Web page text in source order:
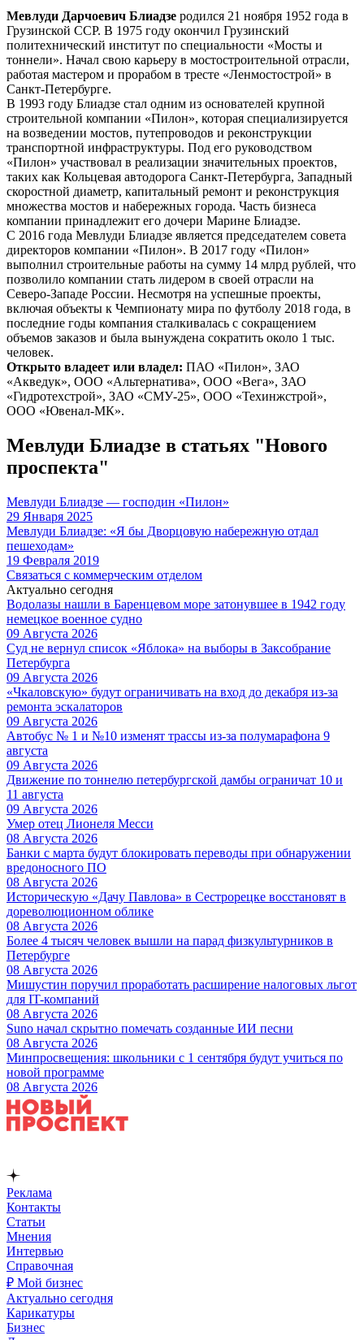
Мевлуди Дарчоевич Блиадзе родился 21 ноября 1952 года в
Грузинской ССР. В 1975 году окончил Грузинский
политехнический институт по специальности «Мосты и
тоннели». Начал свою карьеру в мостостроительной отрасли,
работая мастером и прорабом в тресте «Ленмостострой» в
Санкт-Петербурге.
В 1993 году Блиадзе стал одним из основателей крупной
строительной компании «Пилон», которая специализируется
на возведении мостов, путепроводов и реконструкции
транспортной инфраструктуры. Под его руководством
«Пилон» участвовал в реализации значительных проектов,
таких как Кольцевая автодорога Санкт-Петербурга, Западный
скоростной диаметр, капитальный ремонт и реконструкция
множества мостов и набережных города. Часть бизнеса
компании принадлежит его дочери Марине Блиадзе.
С 2016 года Мевлуди Блиадзе является председателем совета
директоров компании «Пилон». В 2017 году «Пилон»
выполнил строительные работы на сумму 14 млрд рублей, что
позволило компании стать лидером в своей отрасли на
Северо-Западе России. Несмотря на успешные проекты,
включая объекты к Чемпионату мира по футболу 2018 года, в
последние годы компания сталкивалась с сокращением
объемов заказов и была вынуждена сократить около 1 тыс.
человек.
Открыто владеет или владел: ПАО «Пилон», ЗАО
«Акведук», ООО «Альтернатива», ООО «Вега», ЗАО
«Гидротехстрой», ЗАО «СМУ-25», ООО «Техинжстрой»,
ООО «Ювенал-МК».
Мевлуди Блиадзе в статьях "Нового
проспекта"
Мевлуди Блиадзе — господин «Пилон»
29 Января 2025
Мевлуди Блиадзе: «Я бы Дворцовую набережную отдал
пешеходам»
19 Февраля 2019
Связаться с коммерческим отделом
Актуально сегодня
Водолазы нашли в Баренцевом море затонувшее в 1942 году
немецкое военное судно
09 Августа 2026
Суд не вернул список «Яблока» на выборы в Заксобрание
Петербурга
09 Августа 2026
«Чкаловскую» будут ограничивать на вход до декабря из-за
ремонта эскалаторов
09 Августа 2026
Автобус № 1 и №10 изменят трассы из-за полумарафона 9
августа
09 Августа 2026
Движение по тоннелю петербургской дамбы ограничат 10 и
11 августа
09 Августа 2026
Умер отец Лионеля Месси
08 Августа 2026
Банки с марта будут блокировать переводы при обнаружении
вредоносного ПО
08 Августа 2026
Историческую «Дачу Павлова» в Сестрорецке восстановят в
дореволюционном облике
08 Августа 2026
Более 4 тысяч человек вышли на парад физкультурников в
Петербурге
08 Августа 2026
Мишустин поручил проработать расширение налоговых льгот
для IT-компаний
08 Августа 2026
Suno начал скрытно помечать созданные ИИ песни
08 Августа 2026
Минпросвещения: школьники с 1 сентября будут учиться по
новой программе
08 Августа 2026
Реклама
Контакты
Статьи
Мнения
Интервью
Справочная
₽ Мой бизнес
Актуально сегодня
Карикатуры
Бизнес